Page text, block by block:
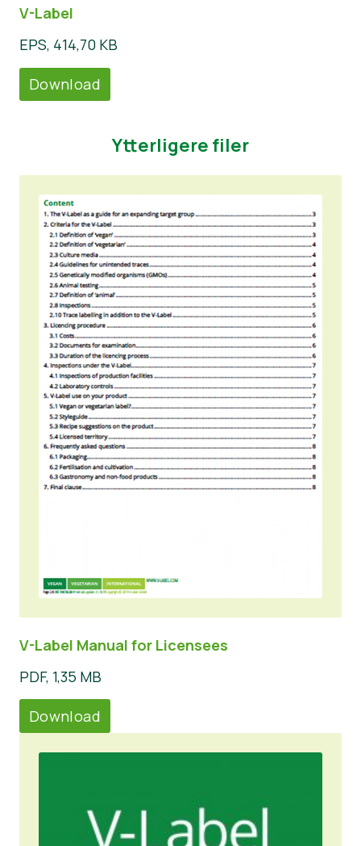
V-Label
EPS, 414,70 KB
Download
Ytterligere filer
V-Label Manual for Licensees
PDF, 1,35 MB
Download